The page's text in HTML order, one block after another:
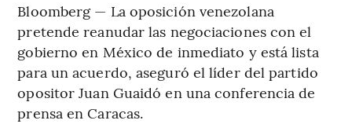
Bloomberg — La oposición venezolana
pretende reanudar las negociaciones con el
gobierno en México de inmediato y está lista
para un acuerdo, aseguró el líder del partido
opositor Juan Guaidó en una conferencia de
prensa en Caracas.